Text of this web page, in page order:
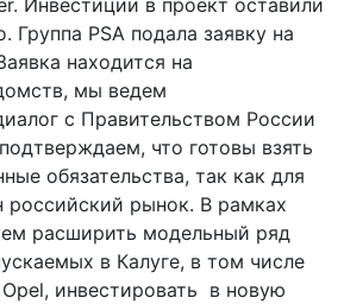
Инвестиции в проект оставили
Группа PSA подала заявку на
находится на
мы ведем
с Правительством России
что готовы взять
обязательства, так как для
российский рынок. В рамках
расширить модельный ряд
в Калуге, в том числе
инвестировать в новую